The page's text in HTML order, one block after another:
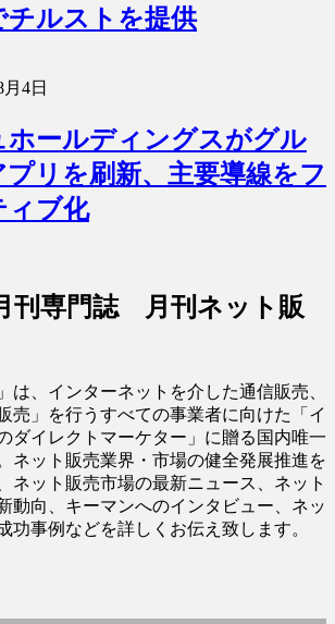
チルストを提供
4日
ホールディングスがグル
プリを刷新、主要導線をフ
ィブ化
刊専門誌 月刊ネット販
は、インターネットを介した通信販売、
売」を行うすべての事業者に向けた「イ
ダイレクトマーケター」に贈る国内唯一
ネット販売業界・市場の健全発展推進を
ネット販売市場の最新ニュース、ネット
動向、キーマンへのインタビュー、ネッ
功事例などを詳しくお伝え致します。